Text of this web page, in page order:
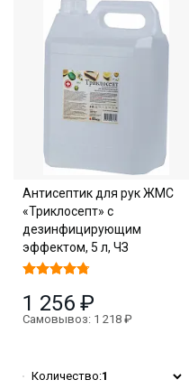
Антисептик для рук ЖМС
«Триклосепт» с
дезинфицирующим
эффектом, 5 л, ЧЗ
1 256 ₽
Самовывоз: 1 218 ₽
Количество:1